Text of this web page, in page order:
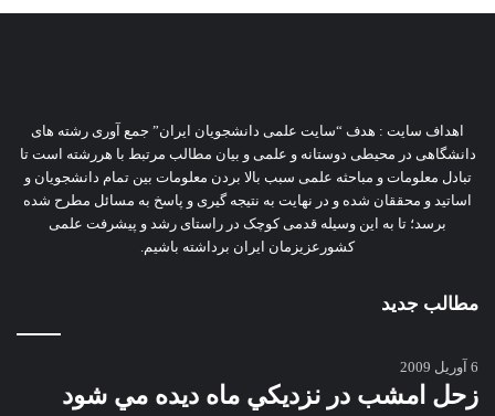
اهداف سایت : هدف “سایت علمی دانشجویان ایران” جمع آوری رشته های
دانشگاهی در محیطی دوستانه و علمی و بیان مطالب مرتبط با هررشته است تا
تبادل معلومات و مباحثه علمی سبب بالا بردن معلومات بین تمام دانشجویان و
اساتید و محققان شده و در نهایت به نتیجه گیری و پاسخ به مسائل مطرح شده
برسد؛ تا به این وسیله قدمی کوچک در راستای رشد و پیشرفت علمی
کشورعزیزمان ایران برداشته باشیم.
مطالب جدید
6 آوریل 2009
زحل امشب در نزديكي ماه ديده مي شود